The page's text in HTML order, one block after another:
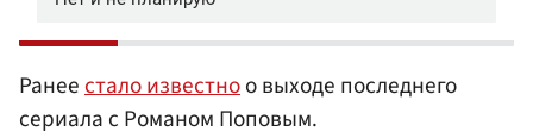
Ранеестало известноо выходе последнего
сериала с Романом Поповым.